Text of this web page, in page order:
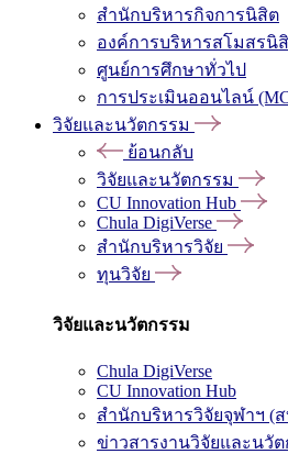
สำนักบริหารกิจการนิสิต
องค์การบริหารสโมสรนิ
ศูนย์การศึกษาทั่วไป
การประเมินออนไลน์
วิจัยและนวัตกรรม
ย้อนกลับ
วิจัยและนวัตกรรม
CU Innovation Hub
Chula DigiVerse
สำนักบริหารวิจัย
ทุนวิจัย
วิจัยและนวัตกรรม
Chula DigiVerse
CU Innovation Hub
สำนักบริหารวิจัยจุฬาฯ (
ข่าวสารงานวิจัยและนวัต